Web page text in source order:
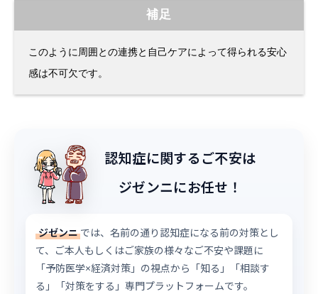
補足
このように周囲との連携と自己ケアによって得られる安心
感は不可欠です。
認知症に関するご不安は
ジゼンニにお任せ！
ジゼンニ では、名前の通り認知症になる前の対策とし
て、ご本人もしくはご家族の様々なご不安や課題に
「予防医学×経済対策」の視点から「知る」「相談す
る」「対策をする」専門プラットフォームです。